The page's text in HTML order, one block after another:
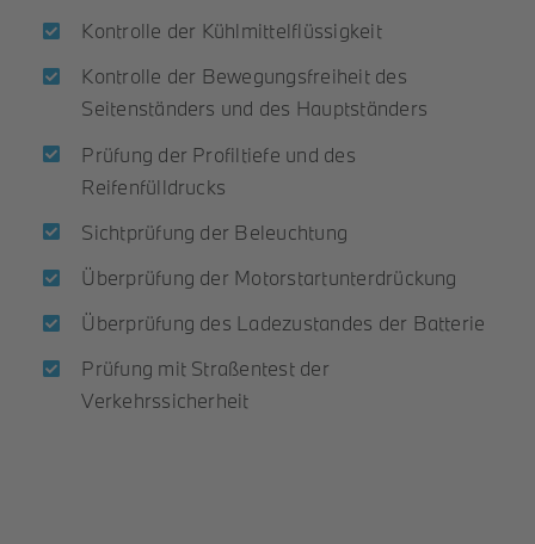
Kontrolle der Kühlmittelflüssigkeit
Kontrolle der Bewegungsfreiheit des
Seitenständers und des Hauptständers
Prüfung der Profiltiefe und des
Reifenfülldrucks
Sichtprüfung der Beleuchtung
Überprüfung der Motorstartunterdrückung
Überprüfung des Ladezustandes der Batterie
Prüfung mit Straßentest der
Verkehrssicherheit